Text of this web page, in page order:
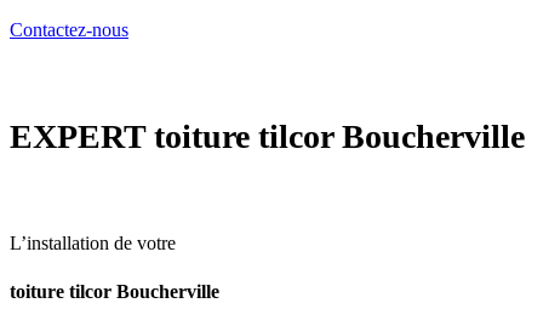
Contactez-nous
EXPERTtoiture tilcor Boucherville
L’installation de votre
toiture tilcor Boucherville